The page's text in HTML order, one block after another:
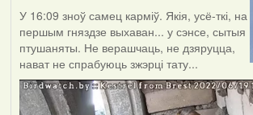
У 16:09 зноў самец карміў. Якія, усё-ткі, на
першым гняздзе выхаван... у сэнсе, сытыя
птушаняты. Не верашчаць, не дзяруцца,
нават не спрабуюць зжэрці тату...